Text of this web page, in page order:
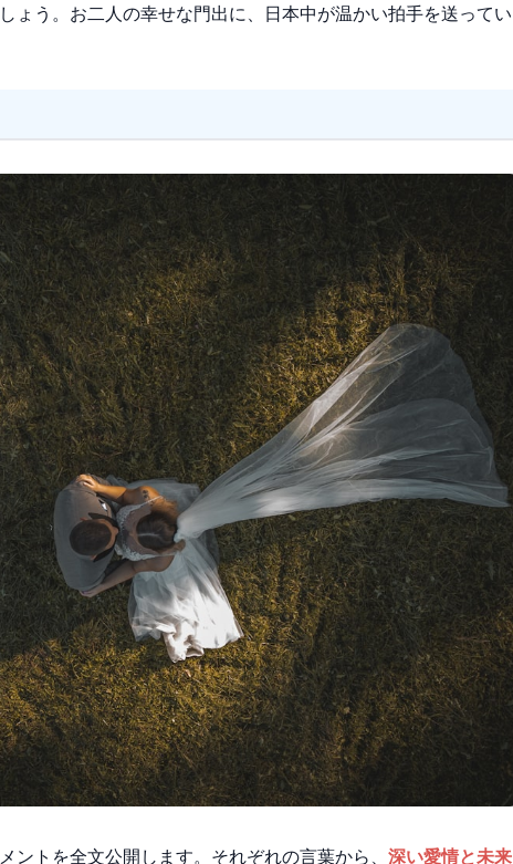
ょう。お二人の幸せな門出に、日本中が温かい拍手を送ってい
トを全文公開します。それぞれの言葉から、 深い愛情と未来